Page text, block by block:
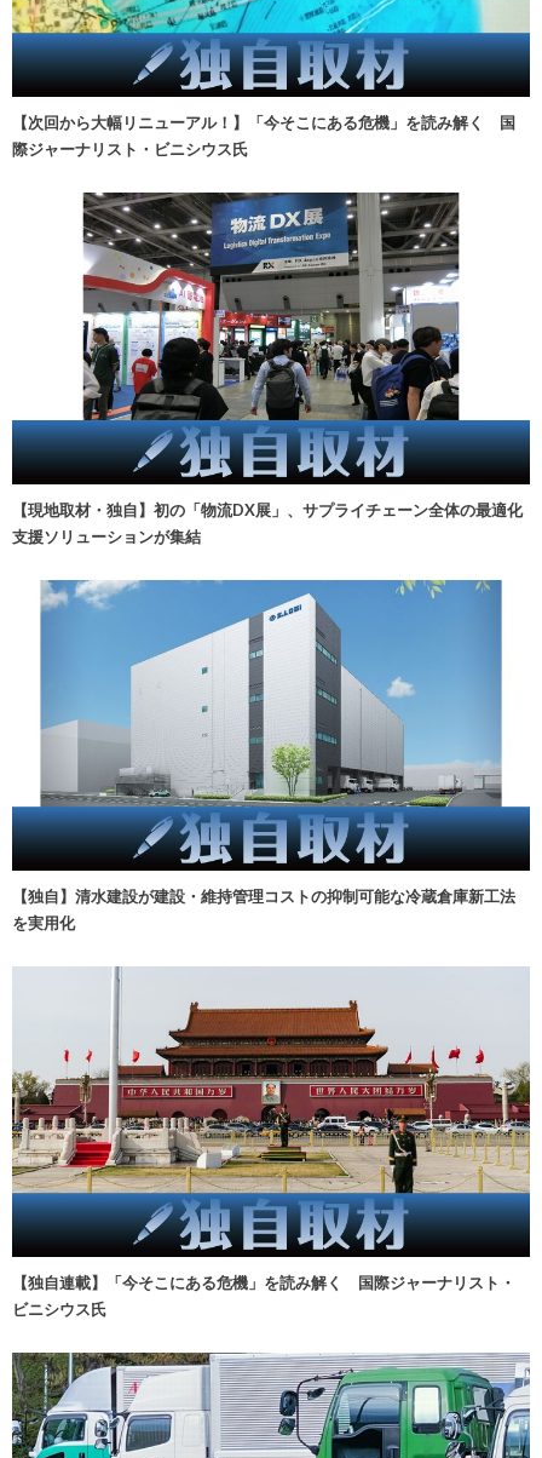
【次回から大幅リニューアル！】「今そこにある危機」を読み解く 国
際ジャーナリスト・ビニシウス氏
【現地取材・独自】初の「物流DX展」、サプライチェーン全体の最適化
支援ソリューションが集結
【独自】清水建設が建設・維持管理コストの抑制可能な冷蔵倉庫新工法
を実用化
【独自連載】「今そこにある危機」を読み解く 国際ジャーナリスト・
ビニシウス氏